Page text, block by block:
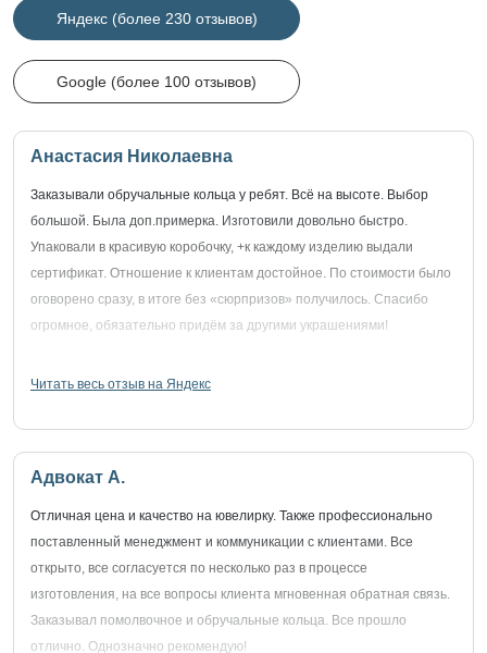
Яндекс (более 230 отзывов)
Google (более 100 отзывов)
Анастасия Николаевна
Заказывали обручальные кольца у ребят. Всё на высоте. Выбор
большой. Была доп.примерка. Изготовили довольно быстро.
Упаковали в красивую коробочку, +к каждому изделию выдали
сертификат. Отношение к клиентам достойное. По стоимости было
оговорено сразу, в итоге без «сюрпризов» получилось. Спасибо
огромное, обязательно придём за другими украшениями!
Читать весь отзыв на Яндекс
Адвокат А.
Отличная цена и качество на ювелирку. Также профессионально
поставленный менеджмент и коммуникации с клиентами. Все
открыто, все согласуется по несколько раз в процессе
изготовления, на все вопросы клиента мгновенная обратная связь.
Заказывал помолвочное и обручальные кольца. Все прошло
отлично. Однозначно рекомендую!